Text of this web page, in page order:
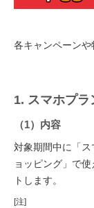
各キャンペーンや
1. スマホプ
（1）内容
対象期間中に「
ョッピング」で
トします。
[注]